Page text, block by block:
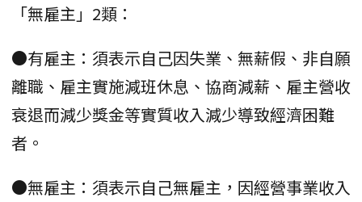
「無雇主」2類：
●有雇主：須表示自己因失業、無薪假、非自願
離職、雇主實施減班休息、協商減薪、雇主營收
衰退而減少獎金等實質收入減少導致經濟困難
者。
●無雇主：須表示自己無雇主，因經營事業收入